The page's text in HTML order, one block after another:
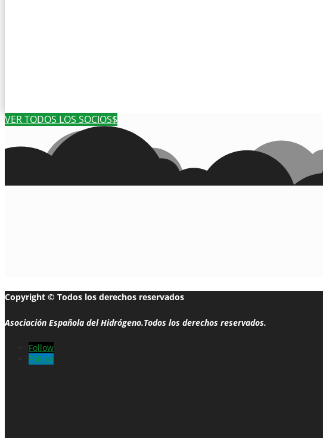
VER TODOS LOS SOCIOS
Copyright © Todos los derechos reservados
Asociación Española del Hidrógeno.Todos los derechos reservados.
Follow
Follow